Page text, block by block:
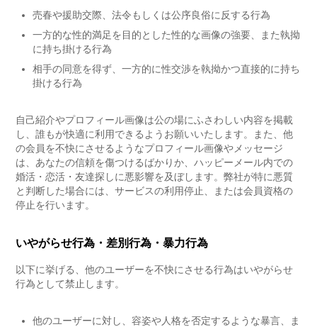
売春や援助交際、法令もしくは公序良俗に反する行為
一方的な性的満足を目的とした性的な画像の強要、また執拗
に持ち掛ける行為
相手の同意を得ず、一方的に性交渉を執拗かつ直接的に持ち
掛ける行為
自己紹介やプロフィール画像は公の場にふさわしい内容を掲載
し、誰もが快適に利用できるようお願いいたします。また、他
の会員を不快にさせるようなプロフィール画像やメッセージ
は、あなたの信頼を傷つけるばかりか、ハッピーメール内での
婚活・恋活・友達探しに悪影響を及ぼします。弊社が特に悪質
と判断した場合には、サービスの利用停止、または会員資格の
停止を行います。
いやがらせ行為・差別行為・暴力行為
以下に挙げる、他のユーザーを不快にさせる行為はいやがらせ
行為として禁止します。
他のユーザーに対し、容姿や人格を否定するような暴言、ま